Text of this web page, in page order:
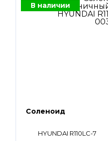
В наличии
Соленоид
HYUNDAI R110LC-7